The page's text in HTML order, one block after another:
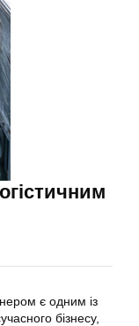
є одним із
бізнесу,